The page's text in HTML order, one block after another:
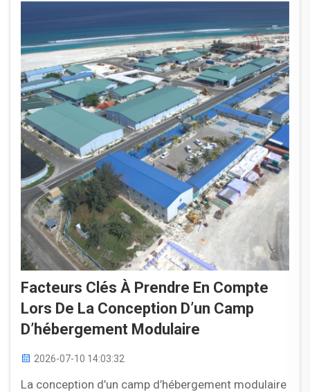
Facteurs Clés À Prendre En Compte
Lors De La Conception D’un Camp
D’hébergement Modulaire
2026-07-10 14:03:32
La conception d’un camp d’hébergement modulaire